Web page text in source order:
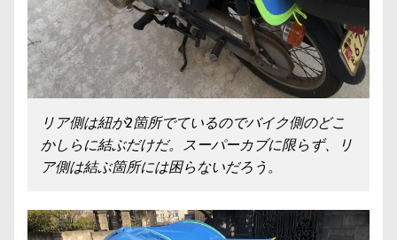
リア側は紐が2箇所でているのでバイク側のどこ
かしらに結ぶだけだ。スーパーカブに限らず、リ
ア側は結ぶ箇所には困らないだろう。